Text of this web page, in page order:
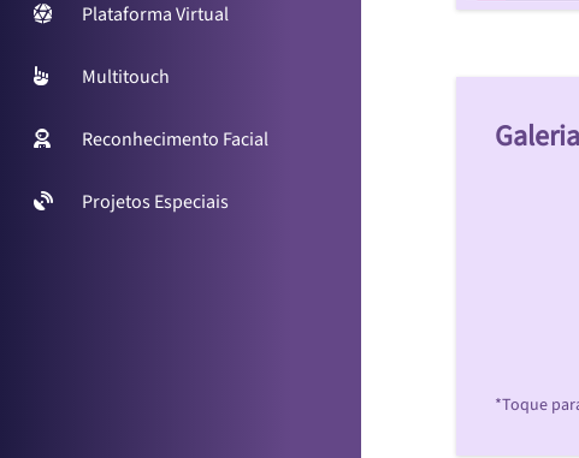
Plataforma Virtual
Multitouch
Reconhecimento Facial
Projetos Especiais
*Toque